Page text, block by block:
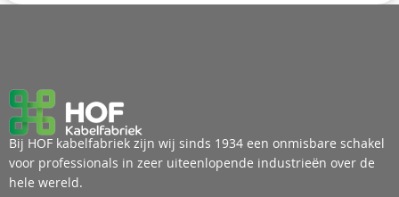
Bij HOF kabelfabriek zijn wij sinds 1934 een onmisbare schakel
voor professionals in zeer uiteenlopende industrieën over de
hele wereld.